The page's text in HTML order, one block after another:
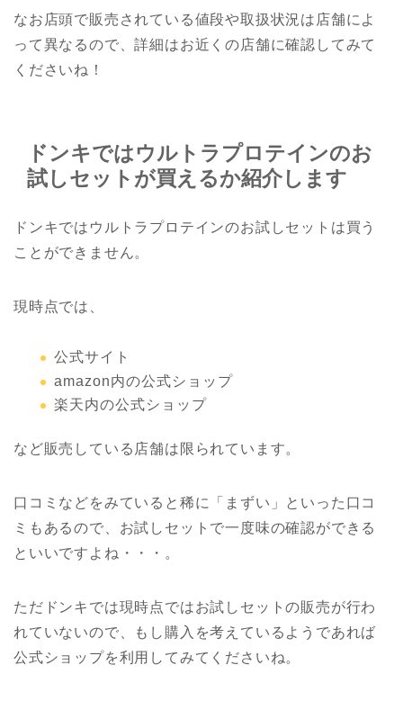
なお店頭で販売されている値段や取扱状況は店舗によ
って異なるので、詳細はお近くの店舗に確認してみて
くださいね！
ドンキではウルトラプロテインのお
試しセットが買えるか紹介します
ドンキではウルトラプロテインのお試しセットは買う
ことができません。
現時点では、
公式サイト
amazon内の公式ショップ
楽天内の公式ショップ
など販売している店舗は限られています。
口コミなどをみていると稀に「まずい」といった口コ
ミもあるので、お試しセットで一度味の確認ができる
といいですよね・・・。
ただドンキでは現時点ではお試しセットの販売が行わ
れていないので、もし購入を考えているようであれば
公式ショップを利用してみてくださいね。